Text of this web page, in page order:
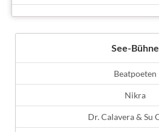
See-Bühne
Beatpoeten
Nikra
Dr. Calavera & Su